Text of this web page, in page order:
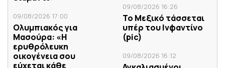
09/08/2026 17:00
Ολυμπιακός για
Μασούρα: «Η
ερυθρόλευκη
οικογένεια σου
εύχεται κάθε
09/08/2026 16:26
Το Μεξικό τάσσεται
υπέρ του Ινφαντίνο
(pic)
09/08/2026 16:12